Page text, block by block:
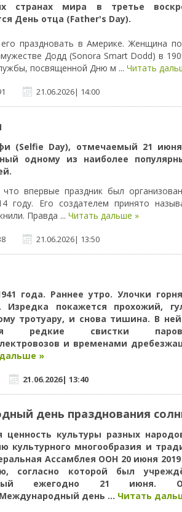
странах мира в третье
День отца (Father's Day).
праздновать в Америке. Женщина
Додд (Sonora Smart Dodd) в
посвященной Дню м ... Читать
21.06.2026| 14:00
(Selfie Day), отмечаемый 21
одному из наиболее
что впервые праздник был
году. Его создателем принято
Правда ... Читать дальше »
21.06.2026| 13:50
года. Раннее утро. Улочки
Изредка покажется прохожий,
тротуару, и снова тишина. В
редкие свистки
и временами
»
21.06.2026| 13:40
день празднования
ценность культуры разных
культурного многообразия и
Ассамблея ООН 20 июня
согласно которой был
ежегодно 21 июня.
день ... Читать